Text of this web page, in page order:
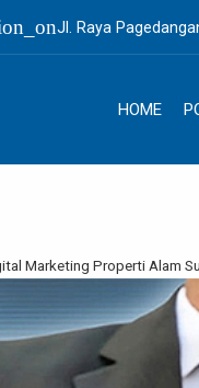
Jl. Raya
HOME
Marketing Properti Alam